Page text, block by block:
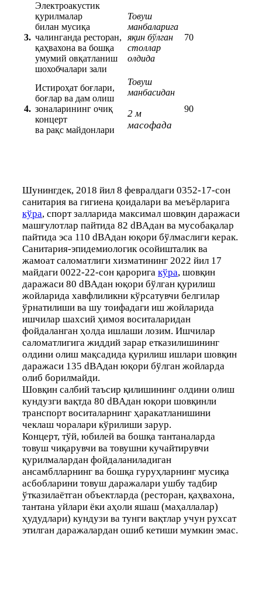
3.
Электроакустик
қурилмалар
билан мусиқа
чалинганда ресторан,
қаҳвахона ва бошқа
умумий овқатланиш
шохобчалари зали
Товуш
манбаларига
яқин бўлган
столлар
олдида
70
4.
Истироҳат боғлари,
боғлар ва дам олиш
зоналарининг очиқ
концерт
ва рақс майдонлари
Товуш
манбасидан
2 м
масофада
90
Шунингдек, 2018 йил 8 февралдаги 0352-17-сон
санитария ва гигиена қоидалари ва меъёрларига
кўра, спорт залларида максимал шовқин даражаси
машғулотлар пайтида 82 dBАдан ва мусобақалар
пайтида эса 110 dBАдан юқори бўлмаслиги керак.
Санитария-эпидемиологик осойишталик ва
жамоат саломатлиги хизматининг 2022 йил 17
майдаги 0022-22-сон қарорига кўра, шовқин
даражаси 80 dBАдан юқори бўлган қурилиш
жойларида хавфлиликни кўрсатувчи белгилар
ўрнатилиши ва шу тоифадаги иш жойларида
ишчилар шахсий ҳимоя воситаларидан
фойдаланган ҳолда ишлаши лозим. Ишчилар
саломатлигига жиддий зарар етказилишининг
олдини олиш мақсадида қурилиш ишлари шовқин
даражаси 135 dBАдан юқори бўлган жойларда
олиб борилмайди.
Шовқин салбий таъсир қилишининг олдини олиш
кундузги вақтда 80 dBАдан юқори шовқинли
транспорт воситаларнинг ҳаракатланишини
чеклаш чоралари кўрилиши зарур.
Концерт, тўй, юбилей ва бошқа тантаналарда
товуш чиқарувчи ва товушни кучайтирувчи
қурилмалардан фойдаланиладиган
ансамблларнинг ва бошқа гуруҳларнинг мусиқа
асбобларини товуш даражалари ушбу тадбир
ўтказилаётган объектларда (ресторан, қаҳвахона,
тантана уйлари ёки аҳоли яшаш (маҳаллалар)
ҳудудлари) кундузи ва тунги вақтлар учун рухсат
этилган даражалардан ошиб кетиши мумкин эмас.